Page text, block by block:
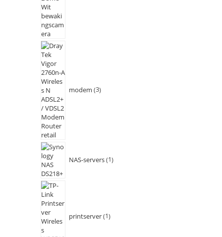
modem 3
NAS-servers 1
printserver 1